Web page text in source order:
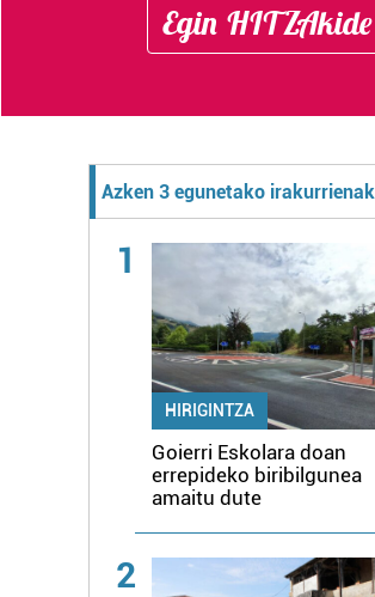
Egin HITZAkide
Azken 3 egunetako irakurrienak
1
HIRIGINTZA
Goierri Eskolara doan
errepideko biribilgunea
amaitu dute
2